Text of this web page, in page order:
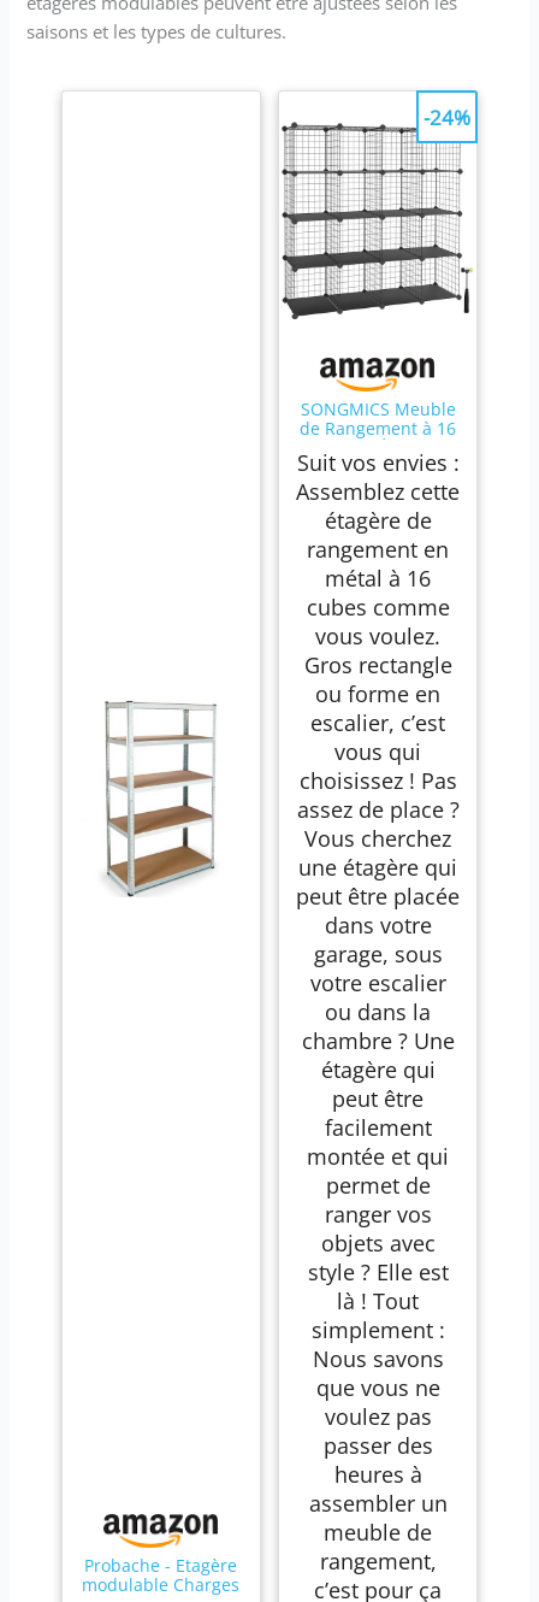
saisons et les types de cultures.
Probache - Etagère
modulable Charges
SONGMICS Meuble
de Rangement à 16
Cubes, Étagère
Modulable en Fil
Métallique, avec
Supports de Fond,
pour Chaussures,
Livres, Jouets,
Vêtements, Salle de
Bain, Salon, 31 x
123 x 123 cm, Noir
LPI44H
Suit vos envies :
Assemblez cette
étagère de
rangement en
métal à 16
cubes comme
vous voulez.
Gros rectangle
ou forme en
escalier, c’est
vous qui
choisissez ! Pas
assez de place ?
Vous cherchez
une étagère qui
peut être placée
dans votre
garage, sous
votre escalier
ou dans la
chambre ? Une
étagère qui
peut être
facilement
montée et qui
permet de
ranger vos
objets avec
style ? Elle est
là ! Tout
simplement :
Nous savons
que vous ne
voulez pas
passer des
heures à
assembler un
meuble de
rangement,
c’est pour ça
-24%